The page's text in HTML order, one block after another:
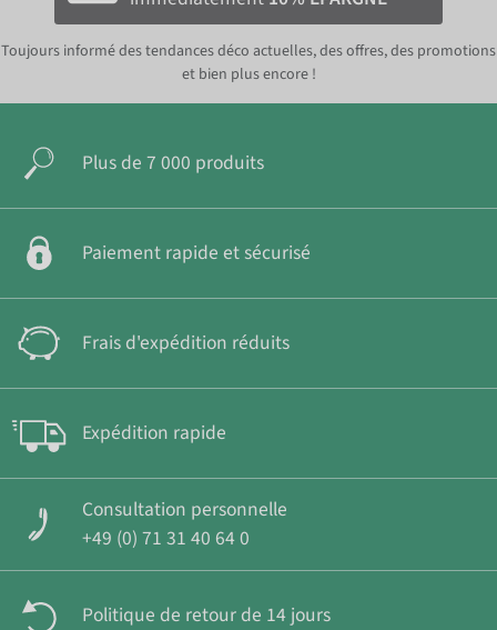
Toujours informé des tendances déco actuelles, des offres, des promotions
et bien plus encore !
Plus de 7 000 produits
Paiement rapide et sécurisé
Frais d'expédition réduits
Expédition rapide
Consultation personnelle
+49 (0) 71 31 40 64 0
Politique de retour de 14 jours